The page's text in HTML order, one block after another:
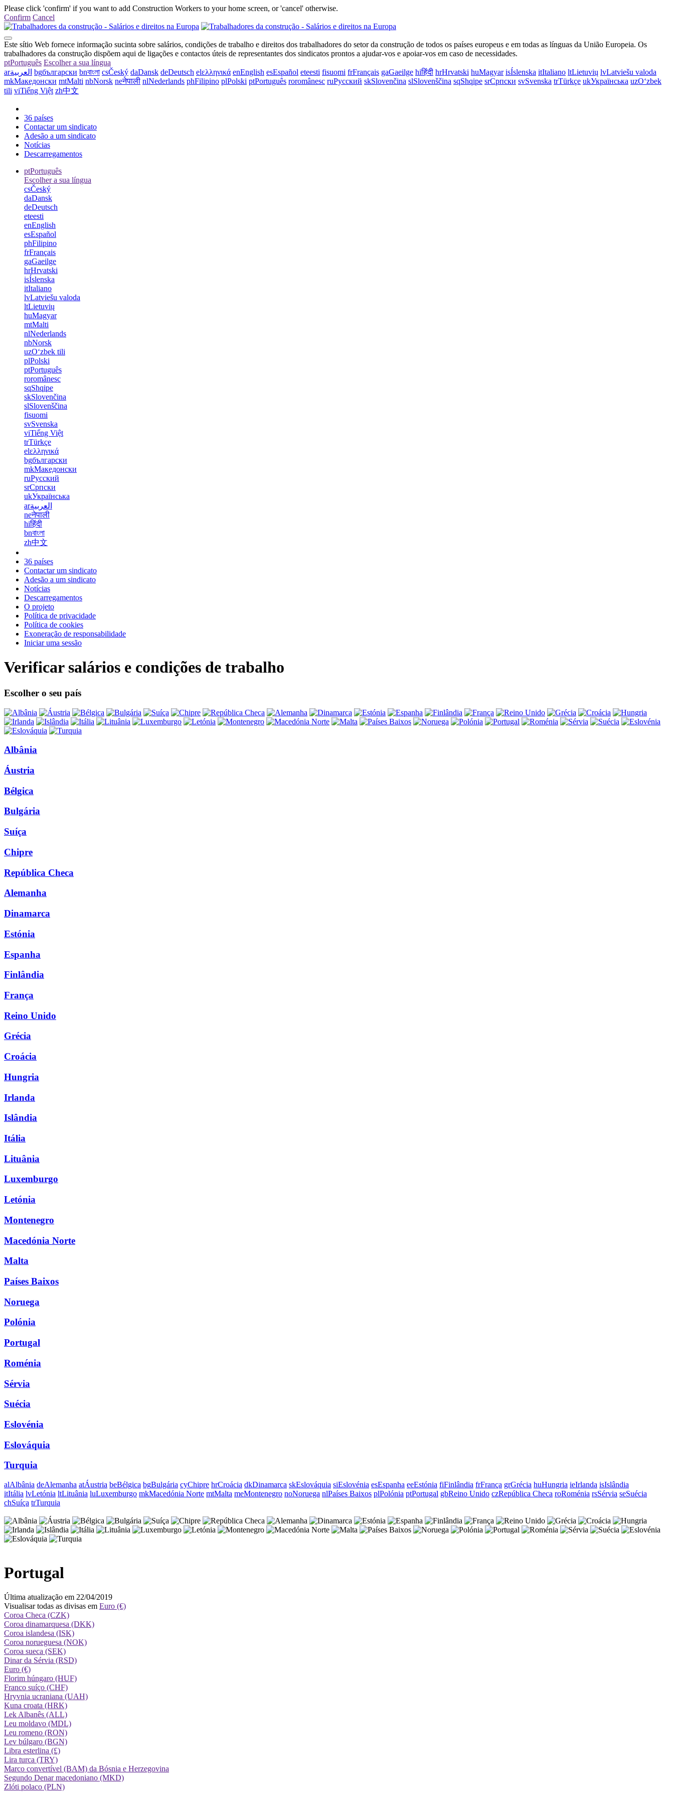
Please click 'confirm' if you want to add Construction Workers to your home screen, or 'cancel' otherwise.
Confirm Cancel
Este sítio Web fornece informação sucinta sobre salários, condições de trabalho e direitos dos trabalhadores do setor da construção de todos os países europeus e em todas as línguas da União Europeia. Os
trabalhadores da construção dispõem aqui de ligações e contactos úteis de representantes dos sindicatos prontos a ajudar-vos e apoiar-vos em caso de necessidades.
ptPortuguês Escolher a sua língua
arالعربية bgбългарски bnবাংলা csČeský daDansk deDeutsch elελληνικά enEnglish esEspañol eteesti fisuomi frFrançais gaGaeilge hiहिंदी hrHrvatski huMagyar isÍslenska itItaliano ltLietuvių lvLatviešu valoda
mkМакедонски mtMalti nbNorsk neनेपाली nlNederlands phFilipino plPolski ptPortuguês roromânesc ruРусский skSlovenčina slSlovenščina sqShqipe srСрпски svSvenska trTürkçe ukУкраїнська uzOʻzbek
tili viTiếng Việt zh中文
36 países
Contactar um sindicato
Adesão a um sindicato
Notícias
Descarregamentos
ptPortuguês
Escolher a sua língua
csČeský
daDansk
deDeutsch
eteesti
enEnglish
esEspañol
phFilipino
frFrançais
gaGaeilge
hrHrvatski
isÍslenska
itItaliano
lvLatviešu valoda
ltLietuvių
huMagyar
mtMalti
nlNederlands
nbNorsk
uzOʻzbek tili
plPolski
ptPortuguês
roromânesc
sqShqipe
skSlovenčina
slSlovenščina
fisuomi
svSvenska
viTiếng Việt
trTürkçe
elελληνικά
bgбългарски
mkМакедонски
ruРусский
srСрпски
ukУкраїнська
arالعربية
neनेपाली
hiहिंदी
bnবাংলা
zh中文
36 países
Contactar um sindicato
Adesão a um sindicato
Notícias
Descarregamentos
O projeto
Política de privacidade
Política de cookies
Exoneração de responsabilidade
Iniciar uma sessão
Verificar salários e condições de trabalho
Escolher o seu país
Albânia
Áustria
Bélgica
Bulgária
Suíça
Chipre
República Checa
Alemanha
Dinamarca
Estónia
Espanha
Finlândia
França
Reino Unido
Grécia
Croácia
Hungria
Irlanda
Islândia
Itália
Lituânia
Luxemburgo
Letónia
Montenegro
Macedónia Norte
Malta
Países Baixos
Noruega
Polónia
Portugal
Roménia
Sérvia
Suécia
Eslovénia
Eslováquia
Turquia
alAlbânia deAlemanha atÁustria beBélgica bgBulgária cyChipre hrCroácia dkDinamarca skEslováquia siEslovénia esEspanha eeEstónia fiFinlândia frFrança grGrécia huHungria ieIrlanda isIslândia
itItália lvLetónia ltLituânia luLuxemburgo mkMacedónia Norte mtMalta meMontenegro noNoruega nlPaíses Baixos plPolónia ptPortugal gbReino Unido czRepública Checa roRoménia rsSérvia seSuécia
chSuíça trTurquia
Portugal
Última atualização em 22/04/2019
Visualisar todas as divisas em Euro (€)
Coroa Checa (CZK)
Coroa dinamarquesa (DKK)
Coroa islandesa (ISK)
Coroa norueguesa (NOK)
Coroa sueca (SEK)
Dinar da Sérvia (RSD)
Euro (€)
Florim húngaro (HUF)
Franco suíço (CHF)
Hryvnia ucraniana (UAH)
Kuna croata (HRK)
Lek Albanês (ALL)
Leu moldavo (MDL)
Leu romeno (RON)
Lev búlgaro (BGN)
Libra esterlina (£)
Lira turca (TRY)
Marco convertível (BAM) da Bósnia e Herzegovina
Segundo Denar macedoniano (MKD)
Zlóti polaco (PLN)